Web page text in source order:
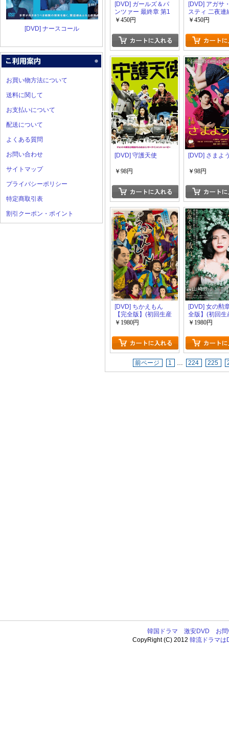
[DVD] ナースコール
お買い物方法について
送料に関して
お支払いについて
配送について
よくある質問
お問い合わせ
サイトマップ
プライバシーポリシー
特定商取引表
割引クーポン・ポイント
[DVD] ガールズ＆パ
ンツァー 最終章 第1
話
￥450円
[DVD] アガサ
スティ 二夜連
マSP 大女優
れて～
￥450円
[DVD] 守護天使
￥98円
[DVD] さまよ
￥98円
[DVD] ちかえもん
【完全版】(初回生産
限定版)
￥1980円
[DVD] 女の勲
全版】(初回生
版)
￥1980円
前ページ 1 … 224 225
韓国ドラマ 激安DVD
お
CopyRight (C) 2012韓流ドラマは